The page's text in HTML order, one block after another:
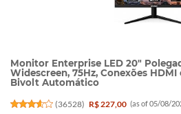
Monitor Enterprise LED 20"
Widescreen, 75Hz, Conexões HDMI
Bivolt Automático
(36528) R$ 227,00 (as of 05/08/